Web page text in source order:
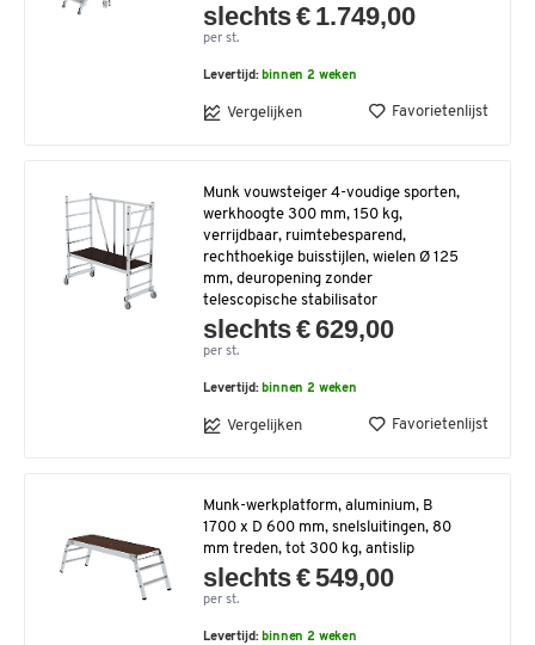
slechts € 1.749,00
per st.
Levertijd: binnen 2 weken
Vergelijken Favorietenlijst
Munk vouwsteiger 4-voudige sporten,
werkhoogte 300 mm, 150 kg,
verrijdbaar, ruimtebesparend,
rechthoekige buisstijlen, wielen Ø 125
mm, deuropening zonder
telescopische stabilisator
slechts € 629,00
per st.
Levertijd: binnen 2 weken
Vergelijken Favorietenlijst
Munk-werkplatform, aluminium, B
1700 x D 600 mm, snelsluitingen, 80
mm treden, tot 300 kg, antislip
slechts € 549,00
per st.
Levertijd: binnen 2 weken